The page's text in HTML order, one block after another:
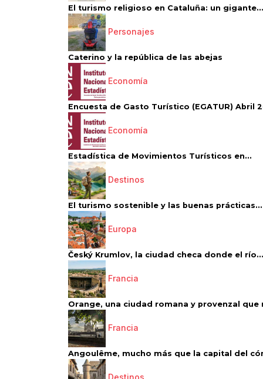
El turismo religioso en Cataluña: un gigante...
Personajes
Caterino y la república de las abejas
Economía
Encuesta de Gasto Turístico (EGATUR) Abril
Economía
Estadística de Movimientos Turísticos en...
Destinos
El turismo sostenible y las buenas prácticas...
Europa
Český Krumlov, la ciudad checa donde el río...
Francia
Orange, una ciudad romana y provenzal que
Francia
Angoulême, mucho más que la capital del
Destinos